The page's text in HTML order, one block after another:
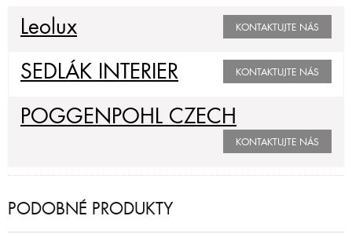
Leolux KONTAKTUJTE NÁS
SEDLÁK INTERIER KONTAKTUJTE NÁS
POGGENPOHL CZECH
KONTAKTUJTE NÁS
PODOBNÉ PRODUKTY